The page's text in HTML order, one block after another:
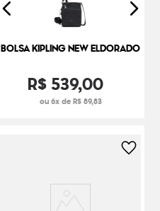
BOLSA KIPLING NEW ELDORADO
R$539,00
ou 6x de R$ 89,83